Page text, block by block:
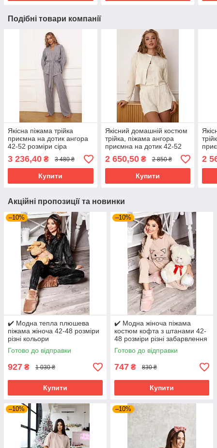
Подібні товари компанії
Якісна піжама трійка
приємна на дотик ангора
42-52 розміри сіра
3 236,40 ₴ 3 480 ₴
Купити
Якісний домашній костюм
трійка, піжама ангора
приємна на дотик 42-52
розміри молочний
2 650,50₴ 2 850 ₴
Купити
2
Акційні пропозиції та новинки
–10%
✔️ Модна тепла плюшева
піжама жіноча 42-48 розміри
різні кольори
Готово до відправки
927 ₴ 1 030 ₴
Купити
–10%
✔️ Модна жіноча піжама
костюм кофта з штанами 42-
48 розміри різні забарвлення
Готово до відправки
747 ₴ 830 ₴
Купити
–10% –10%